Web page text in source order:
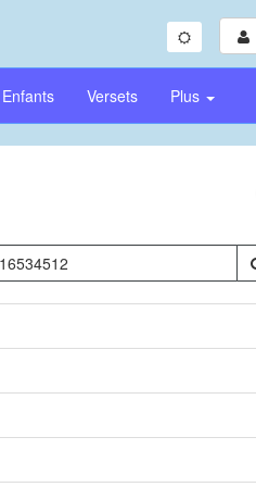
Enfants Versets Plus